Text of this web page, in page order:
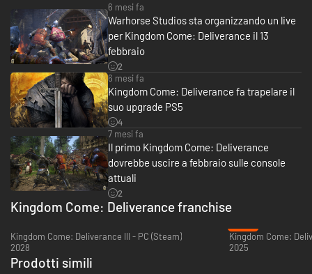
agricoli, tutto riprodotto con una splendida grafica di ultima
generazione.
Una storia non lineare:risolvi le missioni in modi differenti e affronta
le conseguenze delle tue azioni.
Un sistema di combattimento avvincente:
sfrutta le ombre o affronta i nemici in corpo a corpo. Scegli le tue
armi e metti a segno combo uniche in scontri emozionanti e
pericolosi.
Sviluppo del personaggio:migliora le tue abilità, impara nuovi
talenti, forgia e migliora il tuo equipaggiamento.
Un mondo dinamico: le tue azioni influenzano le reazioni delle
persone attorno a te. Combatti, deruba, seduci, minaccia, convinci o
corrompi. La scelta è solo tua.
Accuratezza storica:incontra personaggi storici realmente esistiti
e vivi sulla tua pelle la Boemia medioevale.
6 mesi fa
Warhorse Studios sta organizzando un live
per Kingdom Come: Deliverance il 13
febbraio
2
6 mesi fa
Kingdom Come: Deliverance fa trapelare il
suo upgrade PS5
4
7 mesi fa
Il primo Kingdom Come: Deliverance
dovrebbe uscire a febbraio sulle console
attuali
2
Kingdom Come: Deliverance franchise
Kingdom Come: Deliverance III - PC (Steam)
2028
Kingdom Come:
2025
Prodotti simili